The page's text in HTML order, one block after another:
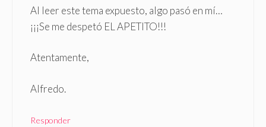
Al leer este tema expuesto, algo pasó en mí…
¡¡¡Se me despetó EL APETITO!!!
Atentamente,
Alfredo.
Responder